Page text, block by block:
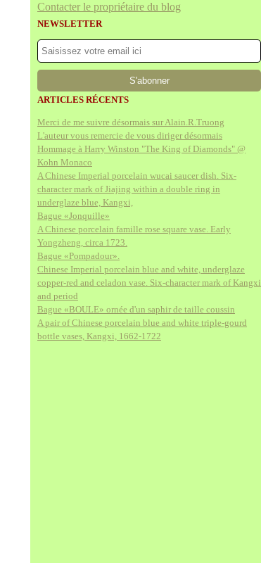
Contacter le propriétaire du blog
NEWSLETTER
ARTICLES RÉCENTS
Merci de me suivre désormais sur Alain.R.Truong
L'auteur vous remercie de vous diriger désormais
Hommage à Harry Winston "The King of Diamonds" @
Kohn Monaco
A Chinese Imperial porcelain wucai saucer dish. Six-
character mark of Jiajing within a double ring in
underglaze blue, Kangxi,
Bague «Jonquille»
A Chinese porcelain famille rose square vase. Early
Yongzheng, circa 1723.
Bague «Pompadour».
Chinese Imperial porcelain blue and white, underglaze
copper-red and celadon vase. Six-character mark of Kangxi
and period
Bague «BOULE» ornée d'un saphir de taille coussin
A pair of Chinese porcelain blue and white triple-gourd
bottle vases, Kangxi, 1662-1722